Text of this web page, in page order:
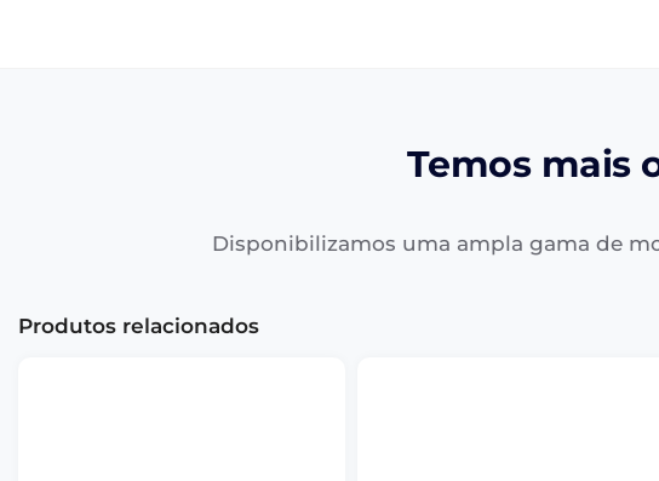
Temos mais
Disponibilizamos uma ampla gama de
Produtos relacionados